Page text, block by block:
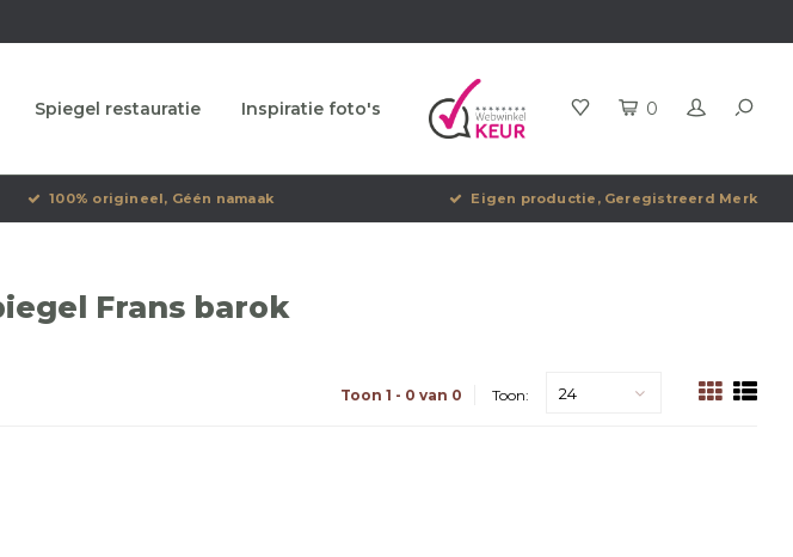
Spiegel restauratie Inspiratie foto's 0
100% origineel, Géén namaak Eigen productie, Geregistreerd Merk
Frans barok
Toon 1 - 0 van 0 Toon: 24